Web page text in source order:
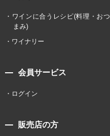
ワインに合うレシピ(料理・おつ
まみ)
ワイナリー
会員サービス
ログイン
販売店の方